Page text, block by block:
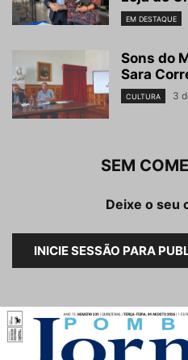
EM DESTAQUE
Sons do
Sara
CULTURA 3
SEM
Deixe o seu
INICIE SESSÃO PARA